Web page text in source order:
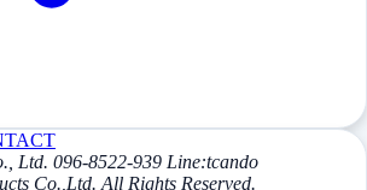
Ltd. 096-8522-939 Line:tcando
Co.,Ltd. All Rights Reserved.